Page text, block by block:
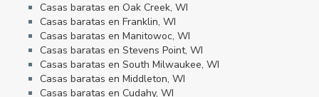
Casas baratas en Oak Creek, WI
Casas baratas en Franklin, WI
Casas baratas en Manitowoc, WI
Casas baratas en Stevens Point, WI
Casas baratas en South Milwaukee, WI
Casas baratas en Middleton, WI
Casas baratas en Cudahy, WI